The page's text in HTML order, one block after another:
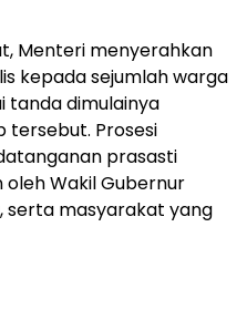
Menteri menyerahkan
kepada sejumlah warga
tanda dimulainya
Prosesi
prasasti
oleh Wakil Gubernur
serta masyarakat yang